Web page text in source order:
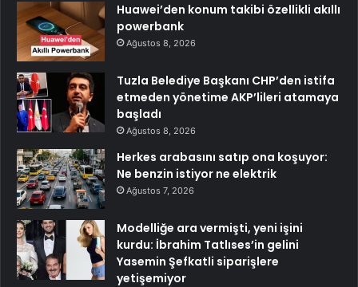
Huawei’den konum takibi özellikli akıllı
powerbank
Ağustos 8, 2026
Tuzla Belediye Başkanı CHP’den istifa
etmeden yönetime AKP’lileri atamaya
başladı
Ağustos 8, 2026
Herkes arabasını satıp ona koşuyor:
Ne benzin istiyor ne elektrik
Ağustos 7, 2026
Modelliğe ara vermişti, yeni işini
kurdu: İbrahim Tatlıses’in gelini
Yasemin Şefkatli siparişlere
yetişemiyor